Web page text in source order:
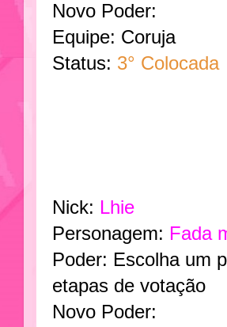
Novo Poder:
Equipe: Coruja
Status: 3° Colocada
Nick: Lhie
Personagem: Fada
Poder: Escolha um
etapas de votação
Novo Poder: